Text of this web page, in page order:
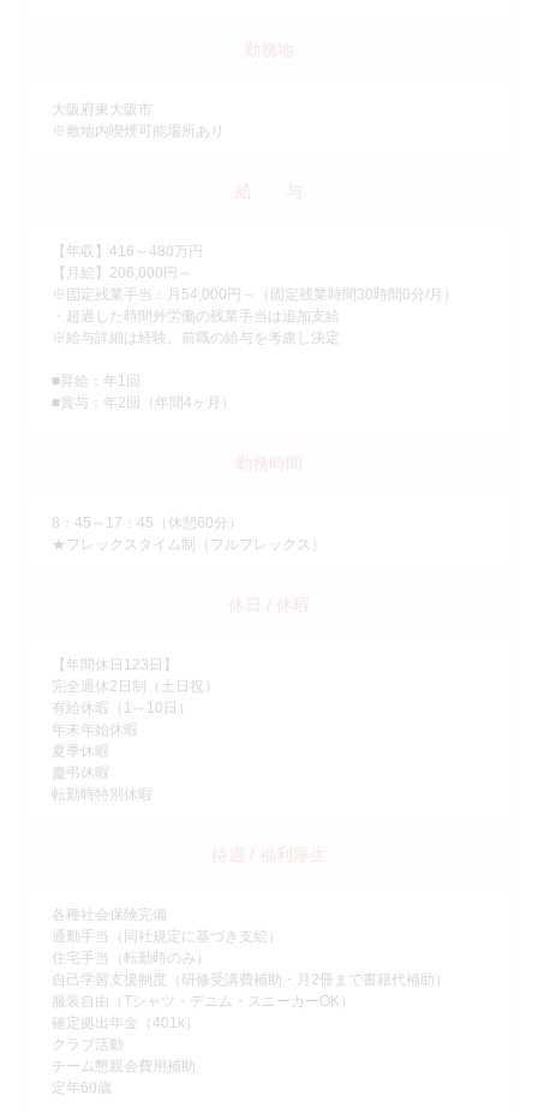
勤務地
大阪府東大阪市
※敷地内喫煙可能場所あり
給 与
【年収】416～480万円
【月給】206,000円～
※固定残業手当：月54,000円～（固定残業時間30時間0分/月）
・超過した時間外労働の残業手当は追加支給
※給与詳細は経験、前職の給与を考慮し決定
■昇給：年1回
■賞与：年2回（年間4ヶ月）
勤務時間
8：45～17：45（休憩60分）
★フレックスタイム制（フルフレックス）
休日 / 休暇
【年間休日123日】
完全週休2日制（土日祝）
有給休暇（1～10日）
年末年始休暇
夏季休暇
慶弔休暇
転勤時特別休暇
待遇 / 福利厚生
各種社会保険完備
通勤手当（同社規定に基づき支給）
住宅手当（転勤時のみ）
自己学習支援制度（研修受講費補助・月2冊まで書籍代補助）
服装自由（Tシャツ・デニム・スニーカーOK）
確定拠出年金（401k）
クラブ活動
チーム懇親会費用補助
定年60歳